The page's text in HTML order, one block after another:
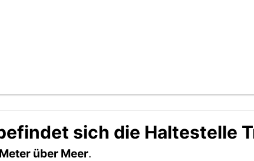
sich die Haltestelle
über Meer.